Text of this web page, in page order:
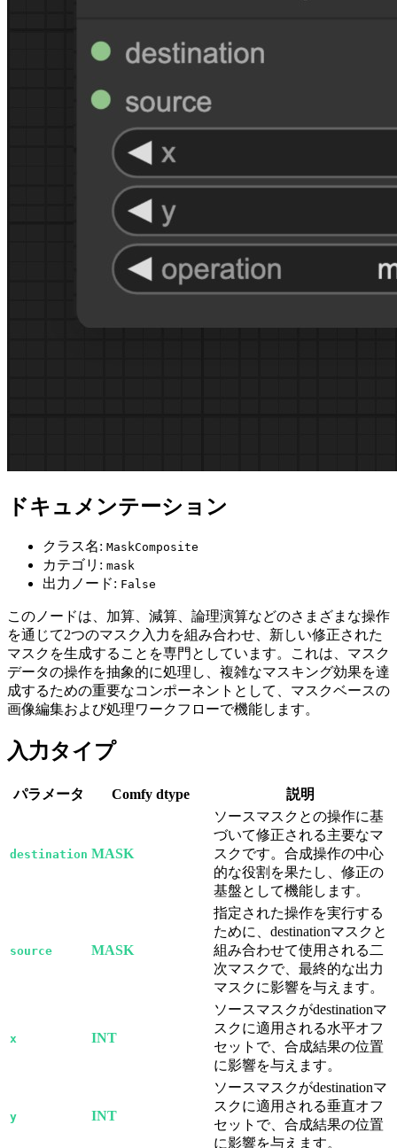
ドキュメンテーション
クラス名: MaskComposite
カテゴリ: mask
出力ノード: False
このノードは、加算、減算、論理演算などのさまざまな操作
を通じて2つのマスク入力を組み合わせ、新しい修正された
マスクを生成することを専門としています。これは、マスク
データの操作を抽象的に処理し、複雑なマスキング効果を達
成するための重要なコンポーネントとして、マスクベースの
画像編集および処理ワークフローで機能します。
入力タイプ
パラメータ Comfy dtype 説明
destination MASK
ソースマスクとの操作に基
づいて修正される主要なマ
スクです。合成操作の中心
的な役割を果たし、修正の
基盤として機能します。
source MASK
指定された操作を実行する
ために、destinationマスクと
組み合わせて使用される二
次マスクで、最終的な出力
マスクに影響を与えます。
x INT
ソースマスクがdestinationマ
スクに適用される水平オフ
セットで、合成結果の位置
に影響を与えます。
y INT
ソースマスクがdestinationマ
スクに適用される垂直オフ
セットで、合成結果の位置
に影響を与えます。